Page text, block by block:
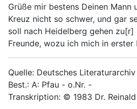
Grüße mir bestens Deinen Mann
Kreuz nicht so schwer, und gar
soll nach Heidelberg gehen zu[r]
Freunde, wozu ich mich in erster
Quelle: Deutsches
Best.: A: Pfau - o.Nr. -
Transkription: © 1983 Dr.